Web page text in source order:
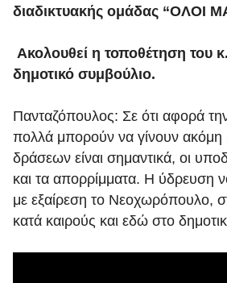
διαδικτυακής ομάδας “ΟΛΟΙ
Ακολουθεί η τοποθέτηση του
δημοτικό συμβούλιο.
Πανταζόπουλος: Σε ότι αφορά
πολλά μπορούν να γίνουν ακόμη
δράσεων είναι σημαντικά, οι
και τα απορρίμματα. Η ύδρευση
με εξαίρεση το Νεοχωρόπουλο,
κατά καιρούς και εδώ στο